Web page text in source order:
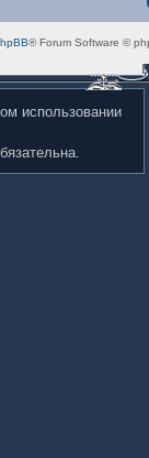
® Forum Software ©
использовании